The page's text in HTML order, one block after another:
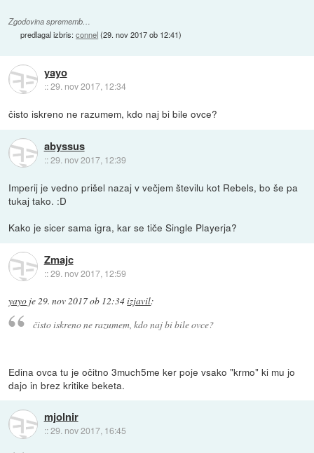
Zgodovina sprememb…
predlagal izbris:connel(29. nov 2017 ob 12:41)
yayo
::29. nov 2017, 12:34
čisto iskreno ne razumem, kdo naj bi bile ovce?
abyssus
::29. nov 2017, 12:39
Imperij je vedno prišel nazaj v večjem številu kot Rebels, bo še pa
tukaj tako. :D
Kako je sicer sama igra, kar se tiče Single Playerja?
Zmajc
::29. nov 2017, 12:59
yayo je29. nov 2017 ob 12:34izjavil:
čisto iskreno ne razumem, kdo naj bi bile ovce?
Edina ovca tu je očitno 3much5me ker poje vsako "krmo" ki mu jo
dajo in brez kritike beketa.
mjolnir
::29. nov 2017, 16:45